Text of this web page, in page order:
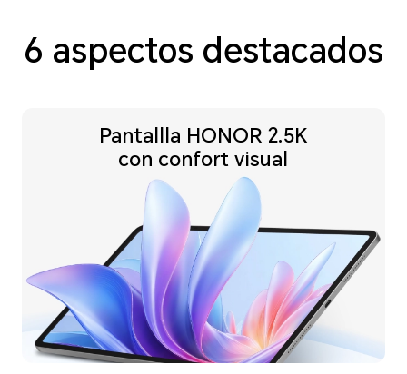
6 aspectos destacados
Pantallla HONOR 2.5K
con confort visual